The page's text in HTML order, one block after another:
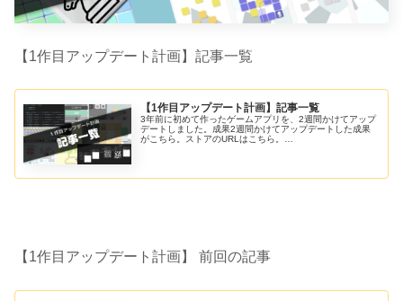
【1作目アップデート計画】記事一覧
【1作目アップデート計画】記事一覧
3年前に初めて作ったゲームアプリを、2週間かけてアップ
デートしました。成果2週間かけてアップデートした成果
がこちら。ストアのURLはこちら。
【1作目アップデート計画】 前回の記事